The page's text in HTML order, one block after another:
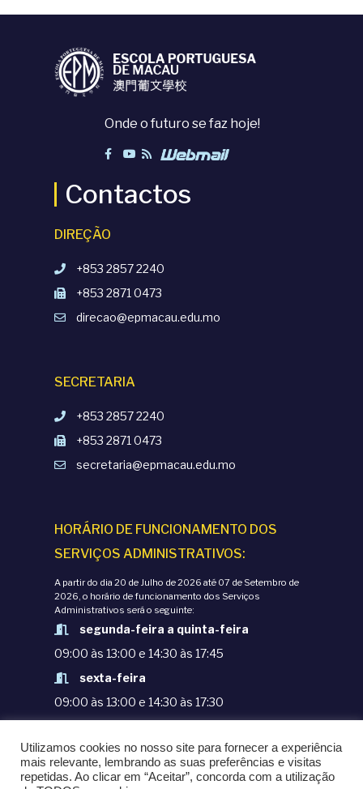
Onde o futuro se faz hoje!
Contactos
DIREÇÃO
+853 2857 2240
+853 2871 0473
direcao@epmacau.edu.mo
SECRETARIA
+853 2857 2240
+853 2871 0473
secretaria@epmacau.edu.mo
HORÁRIO DE FUNCIONAMENTO DOS
SERVIÇOS ADMINISTRATIVOS:
A partir do dia 20 de Julho de 2026 até 07 de Setembro de
2026, o horário de funcionamento dos Serviços
Administrativos será o seguinte:
segunda-feira a quinta-feira
09:00 às 13:00 e 14:30 às 17:45
sexta-feira
09:00 às 13:00 e 14:30 às 17:30
POLÍTICAS DE PRIVACIDADE
© COPYRIGHT 1998-2020. EPM - ESCOLA
Utilizamos cookies no nosso site para fornecer a experiência
mais relevante, lembrando as suas preferências e visitas
repetidas. Ao clicar em “Aceitar”, concorda com a utilização